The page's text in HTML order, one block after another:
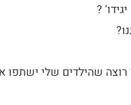
?
שהילדים שלי ישתפו